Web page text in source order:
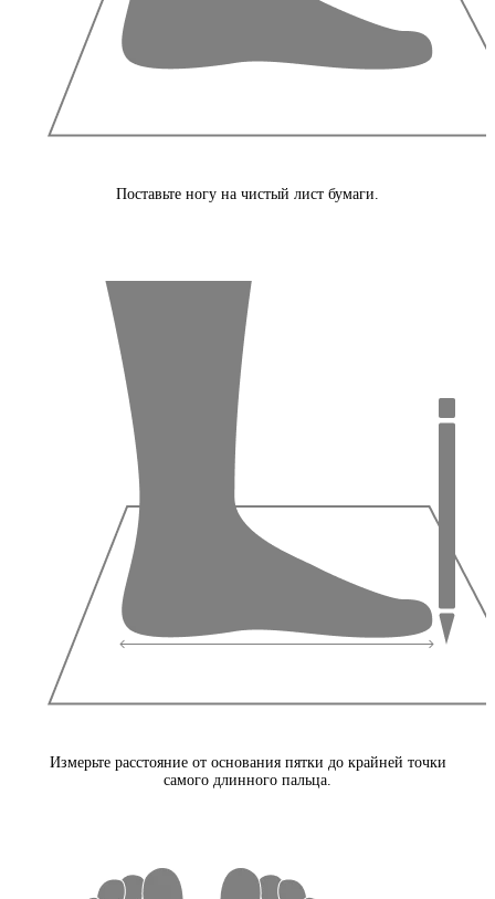
Поставьте ногу на чистый лист бумаги.
Измерьте расстояние от основания пятки до крайней точки
самого длинного пальца.